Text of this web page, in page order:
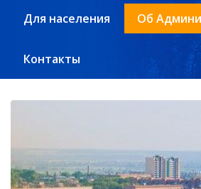
Для населения Об
Контакты